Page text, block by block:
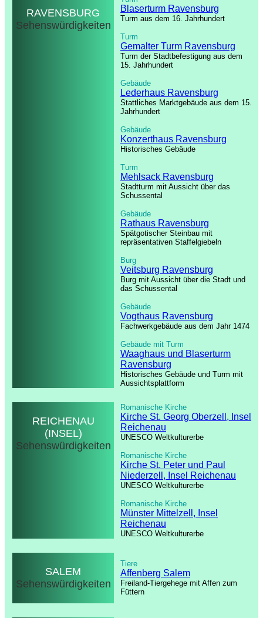
RAVENSBURG
Sehenswürdigkeiten
Blaserturm Ravensburg
Turm aus dem 16. Jahrhundert
Turm
Gemalter Turm Ravensburg
Turm der Stadtbefestigung aus dem
15. Jahrhundert
Gebäude
Lederhaus Ravensburg
Stattliches Marktgebäude aus dem 15.
Jahrhundert
Gebäude
Konzerthaus Ravensburg
Historisches Gebäude
Turm
Mehlsack Ravensburg
Stadtturm mit Aussicht über das
Schussental
Gebäude
Rathaus Ravensburg
Spätgotischer Steinbau mit
repräsentativen Staffelgiebeln
Burg
Veitsburg Ravensburg
Burg mit Aussicht über die Stadt und
das Schussental
Gebäude
Vogthaus Ravensburg
Fachwerkgebäude aus dem Jahr 1474
Gebäude mit Turm
Waaghaus und Blaserturm
Ravensburg
Historisches Gebäude und Turm mit
Aussichtsplattform
REICHENAU
(INSEL)
Sehenswürdigkeiten
Romanische Kirche
Kirche St. Georg Oberzell, Insel
Reichenau
UNESCO Weltkulturerbe
Romanische Kirche
Kirche St. Peter und Paul
Niederzell, Insel Reichenau
UNESCO Weltkulturerbe
Romanische Kirche
Münster Mittelzell, Insel
Reichenau
UNESCO Weltkulturerbe
SALEM
Sehenswürdigkeiten
Tiere
Affenberg Salem
Freiland-Tiergehege mit Affen zum
Füttern